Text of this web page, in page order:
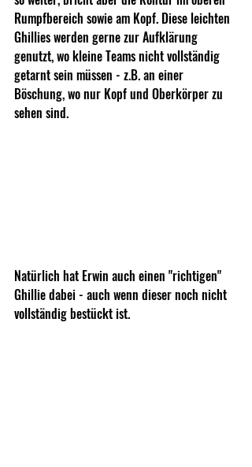
Rumpfbereich sowie am Kopf. Diese leichten
Ghillies werden gerne zur Aufklärung
genutzt, wo kleine Teams nicht vollständig
getarnt sein müssen - z.B. an einer
Böschung, wo nur Kopf und Oberkörper zu
sehen sind.
Natürlich hat Erwin auch einen "richtigen"
Ghillie dabei - auch wenn dieser noch nicht
vollständig bestückt ist.